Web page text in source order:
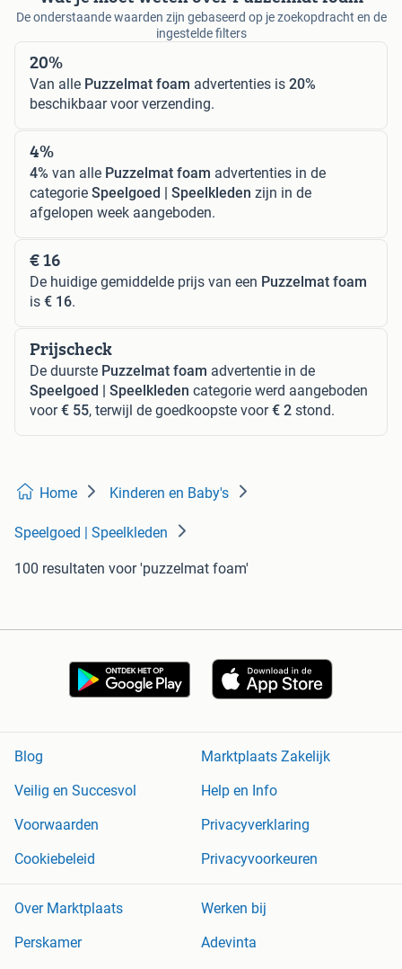
De onderstaande waarden zijn gebaseerd op je zoekopdracht en de
ingestelde filters
20%
Van alle Puzzelmat foam advertenties is 20%
beschikbaar voor verzending.
4%
4% van alle Puzzelmat foam advertenties in de
categorie Speelgoed | Speelkleden zijn in de
afgelopen week aangeboden.
€ 16
De huidige gemiddelde prijs van een Puzzelmat foam
is € 16.
Prijscheck
De duurste Puzzelmat foam advertentie in de
Speelgoed | Speelkleden categorie werd aangeboden
voor€ 55, terwijl de goedkoopste voor€ 2 stond.
Home Kinderen en Baby's
Speelgoed | Speelkleden
100 resultaten voor 'puzzelmat foam'
Blog
Marktplaats Zakelijk
Veilig en Succesvol
Help en Info
Voorwaarden
Privacyverklaring
Cookiebeleid
Privacyvoorkeuren
Over Marktplaats
Werken bij
Perskamer
Adevinta